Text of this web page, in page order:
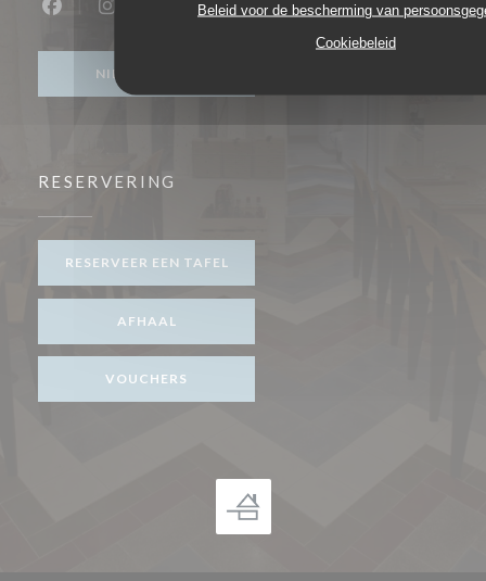
Beleid voor de bescherming van
Cookiebeleid
Facebook ((opent in een nieuw venster))
Instagram ((opent in een nieuw venster))
NIEUWSBRIEF
RESERVERING
RESERVEER EEN TAFEL
AFHAAL
VOUCHERS